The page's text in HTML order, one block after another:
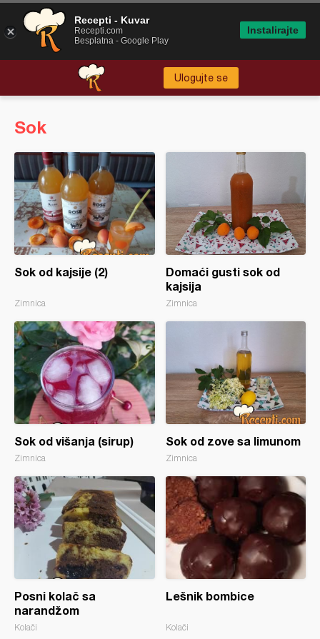
Ulogujte se
Sok
Sok od kajsije (2)
Zimnica
Domaći gusti sok od
kajsija
Zimnica
Sok od višanja (sirup)
Zimnica
Sok od zove sa limunom
Zimnica
Posni kolač sa
narandžom
Kolači
Lešnik bombice
Kolači
Recepti - Kuvar
Recepti.com
Besplatna - Google Play
Instalirajte